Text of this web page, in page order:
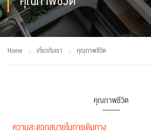
Home เกี่ยวกับเรา คุณภาพชีวิต
คุณภาพชีวิต
ความสะดวกสบายในการเดินทาง